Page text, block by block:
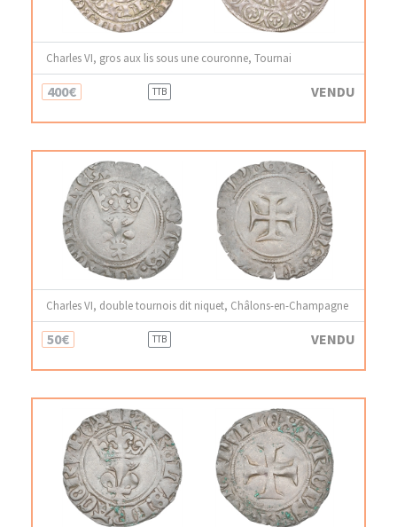
Charles VI, gros aux lis sous une couronne, Tournai
400€ TTB VENDU
Charles VI, double tournois dit niquet, Châlons-en-Champagne
50€ TTB VENDU